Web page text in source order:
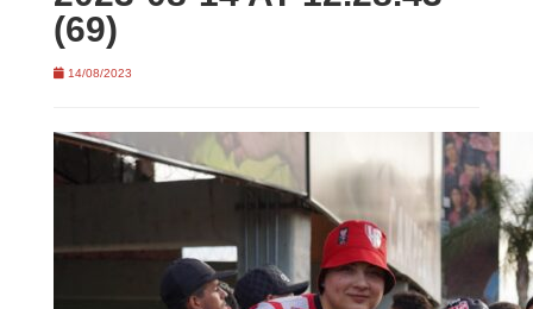
(69)
14/08/2023